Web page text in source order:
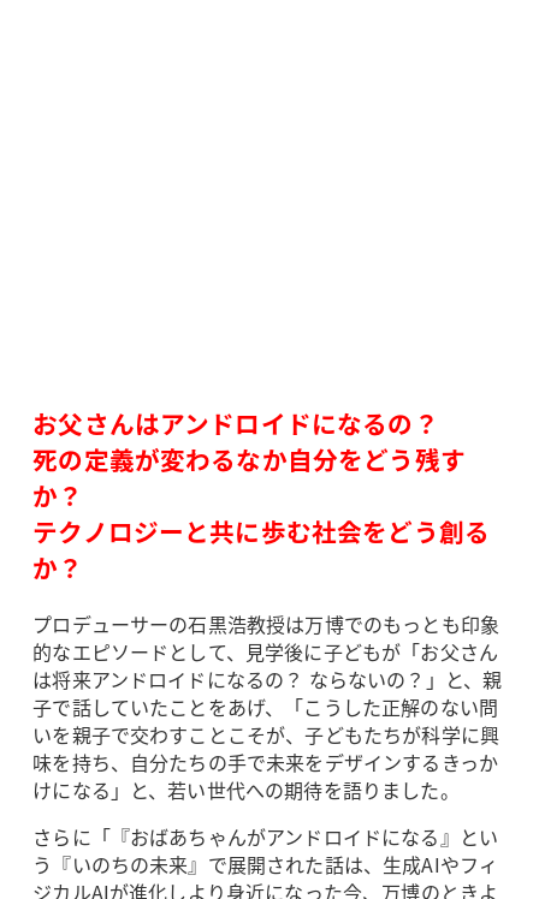
お父さんはアンドロイドになるの？
死の定義が変わるなか自分をどう残す
か？
テクノロジーと共に歩む社会をどう創る
か？
プロデューサーの石黒浩教授は万博でのもっとも印象
的なエピソードとして、見学後に子どもが「お父さん
は将来アンドロイドになるの？ ならないの？」と、親
子で話していたことをあげ、「こうした正解のない問
いを親子で交わすことこそが、子どもたちが科学に興
味を持ち、自分たちの手で未来をデザインするきっか
けになる」と、若い世代への期待を語りました。
さらに「『おばあちゃんがアンドロイドになる』とい
う『いのちの未来』で展開された話は、生成AIやフィ
ジカルAIが進化しより身近になった今、万博のときよ